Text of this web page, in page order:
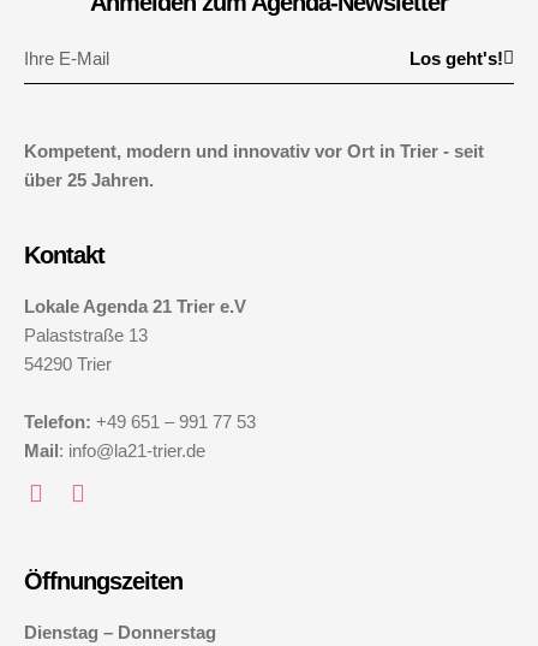
Los geht's!
Kompetent, modern und innovativ vor Ort in Trier - seit
über 25 Jahren.
Kontakt
Lokale Agenda 21 Trier e.V
Palaststraße 13
54290 Trier
Telefon: +49 651 – 991 77 53
Mail: info@la21-trier.de
Öffnungszeiten
Dienstag – Donnerstag